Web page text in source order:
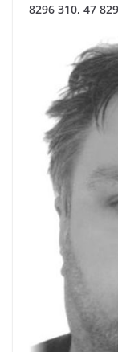
8296 310, 47